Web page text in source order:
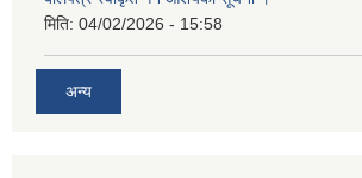
मिति: 04/02/2026 - 15:58
अन्य